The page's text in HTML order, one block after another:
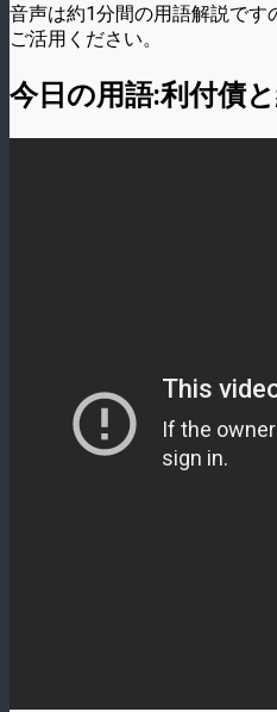
音声は約1分間の用語解説です
ご活用ください。
今日の用語:利付債